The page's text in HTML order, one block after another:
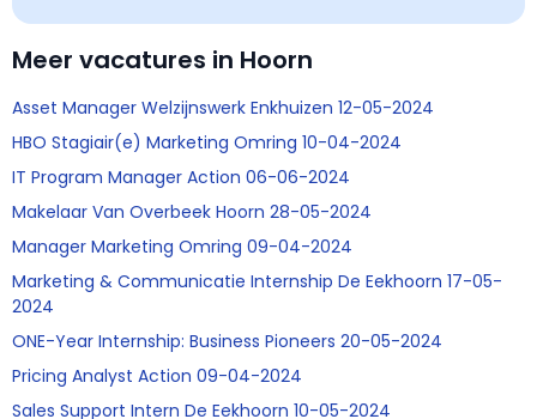
Meer vacatures in Hoorn
Asset Manager Welzijnswerk Enkhuizen 12-05-2024
HBO Stagiair(e) Marketing Omring 10-04-2024
IT Program Manager Action 06-06-2024
Makelaar Van Overbeek Hoorn 28-05-2024
Manager Marketing Omring 09-04-2024
Marketing & Communicatie Internship De Eekhoorn 17-05-
2024
ONE-Year Internship: Business Pioneers 20-05-2024
Pricing Analyst Action 09-04-2024
Sales Support Intern De Eekhoorn 10-05-2024